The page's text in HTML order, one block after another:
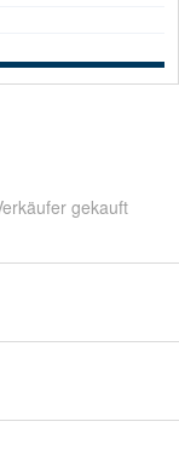
gekauft